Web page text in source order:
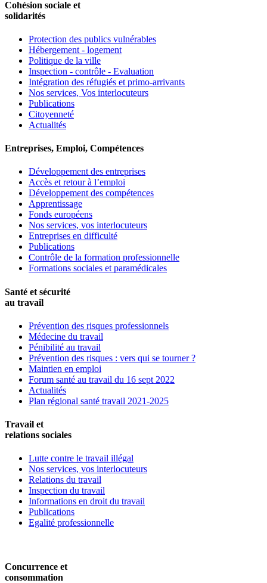
Cohésion sociale et
solidarités
Protection des publics vulnérables
Hébergement - logement
Politique de la ville
Inspection - contrôle - Evaluation
Intégration des réfugiés et primo-arrivants
Nos services, Vos interlocuteurs
Publications
Citoyenneté
Actualités
Entreprises, Emploi, Compétences
Développement des entreprises
Accès et retour à l’emploi
Développement des compétences
Apprentissage
Fonds européens
Nos services, vos interlocuteurs
Entreprises en difficulté
Publications
Contrôle de la formation professionnelle
Formations sociales et paramédicales
Santé et sécurité
au travail
Prévention des risques professionnels
Médecine du travail
Pénibilité au travail
Prévention des risques : vers qui se tourner ?
Maintien en emploi
Forum santé au travail du 16 sept 2022
Actualités
Plan régional santé travail 2021-2025
Travail et
relations sociales
Lutte contre le travail illégal
Nos services, vos interlocuteurs
Relations du travail
Inspection du travail
Informations en droit du travail
Publications
Egalité professionnelle
Concurrence et
consommation